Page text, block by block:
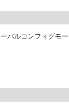
バルコンフィグモ